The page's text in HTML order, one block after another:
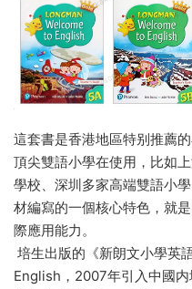
這套書是香港地區特别推薦
頂尖雙語小學在使用，比如
學校、深圳多家高端雙語小
材編寫的一個核心特色，就
際應用能力。
培生出版的《新朗文小學英
English，2007年引入中國